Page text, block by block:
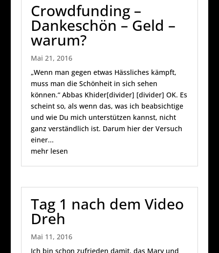
Crowdfunding –
Dankeschön – Geld –
warum?
Mai 21, 2016
„Wenn man gegen etwas Hässliches kämpft,
muss man die Schönheit in sich sehen
können.“ Abbas Khider[divider] [divider] OK. Es
scheint so, als wenn das, was ich beabsichtige
und wie Du mich unterstützen kannst, nicht
ganz verständlich ist. Darum hier der Versuch
einer...
mehr lesen
Tag 1 nach dem Video
Dreh
Mai 11, 2016
Ich bin schon zufrieden damit, das Mary und